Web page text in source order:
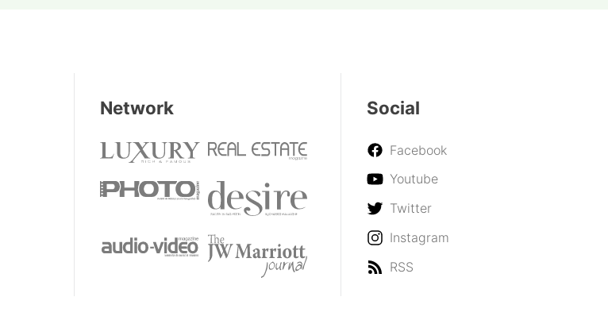
Network Social
Facebook
Youtube
Twitter
Instagram
RSS